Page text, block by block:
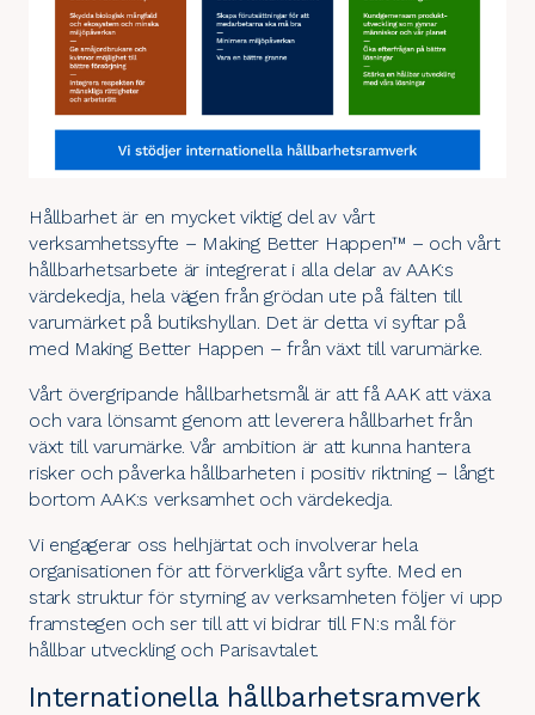
Hållbarhet är en mycket viktig del av vårt
verksamhetssyfte – Making Better Happen™ – och vårt
hållbarhetsarbete är integrerat i alla delar av AAK:s
värdekedja, hela vägen från grödan ute på fälten till
varumärket på butikshyllan. Det är detta vi syftar på
med Making Better Happen – från växt till varumärke.
Vårt övergripande hållbarhetsmål är att få AAK att växa
och vara lönsamt genom att leverera hållbarhetfrån
växt till varumärke. Vår ambition är att kunna hantera
risker och påverka hållbarheten i positiv riktning – långt
bortom AAK:s verksamhet och värdekedja.
Vi engagerar oss helhjärtat och involverar hela
organisationen för att förverkliga vårt syfte. Med en
stark struktur för styrning av verksamheten följer vi upp
framstegen och ser till att vi bidrar till FN:s mål för
hållbar utvecklingoch Parisavtalet.
Internationella hållbarhetsramverk